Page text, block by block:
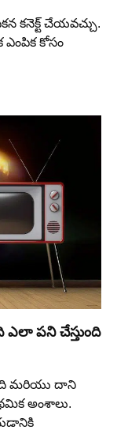
కనెక్ట్ చేయవచ్చు.
కోసం
పని చేస్తుంది
మరియు దాని
అంశాలు.